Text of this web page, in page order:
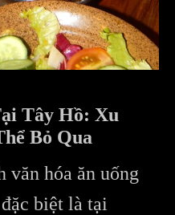
Tây Hồ: Xu
Bỏ Qua
văn hóa ăn uống
biệt là tại